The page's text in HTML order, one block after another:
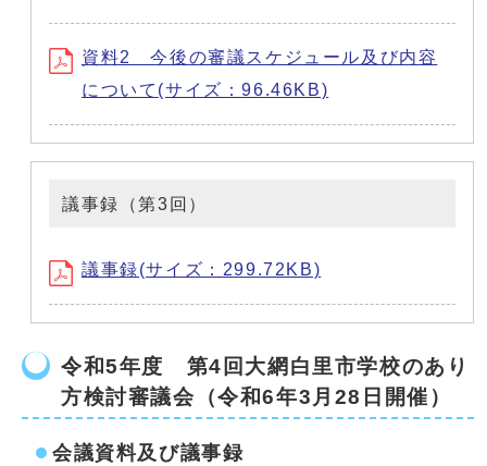
資料2 今後の審議スケジュール及び内容
について(サイズ：96.46KB)
議事録（第3回）
議事録(サイズ：299.72KB)
令和5年度 第4回大網白里市学校のあり
方検討審議会（令和6年3月28日開催）
会議資料及び議事録